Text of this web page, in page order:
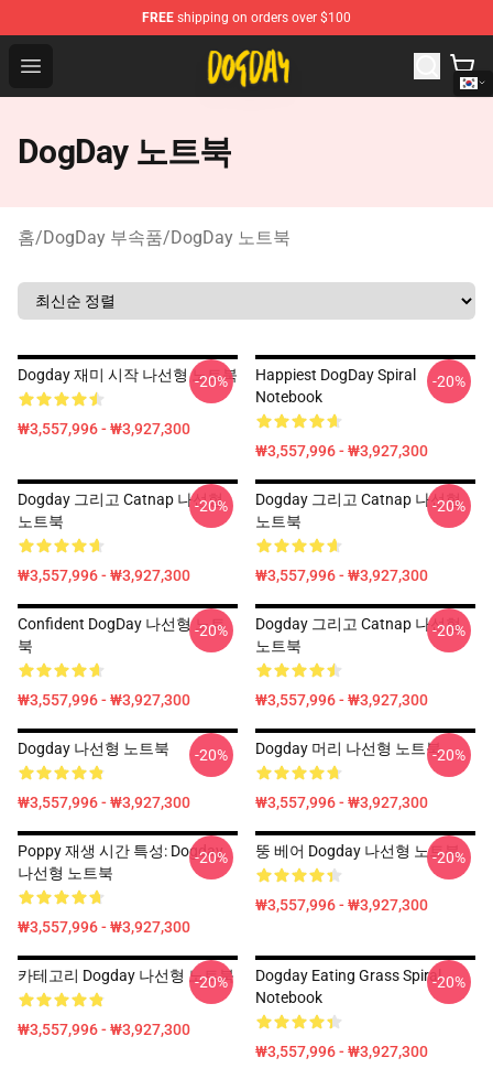
FREE shipping on orders over $100
Open menu
DogDay Store - Official DogDay Merchandise Shop
DogDay 노트북
홈/DogDay 부속품/DogDay 노트북
Dogday 재미 시작 나선형 노트북
₩3,557,996 - ₩3,927,300
-20%
Happiest DogDay Spiral
Notebook
₩3,557,996 - ₩3,927,300
-20%
Dogday 그리고 Catnap 나선형
노트북
₩3,557,996 - ₩3,927,300
-20%
Dogday 그리고 Catnap 나선형
노트북
₩3,557,996 - ₩3,927,300
-20%
Confident DogDay 나선형 노트
북
₩3,557,996 - ₩3,927,300
-20%
Dogday 그리고 Catnap 나선형
노트북
₩3,557,996 - ₩3,927,300
-20%
Dogday 나선형 노트북
₩3,557,996 - ₩3,927,300
-20% Dogday 머리 나선형 노트북
₩3,557,996 - ₩3,927,300
-20%
Poppy 재생 시간 특성: Dogday
나선형 노트북
₩3,557,996 - ₩3,927,300
-20% 뚱 베어 Dogday 나선형 노트북
₩3,557,996 - ₩3,927,300
-20%
카테고리 Dogday 나선형 노트북
₩3,557,996 - ₩3,927,300
-20%
Dogday Eating Grass Spiral
Notebook
₩3,557,996 - ₩3,927,300
-20%